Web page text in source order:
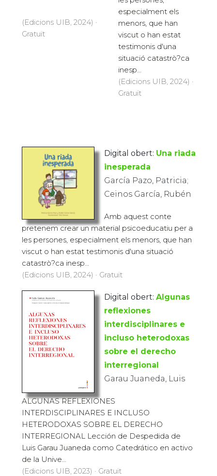
(Edicions UIB, 2024) ·
Gratuït
especialment els
menors, que han
viscut o han estat
testimonis d'una
situació catastrò?ca
inesp...
(Edicions UIB, 2024) ·
Gratuït
Digital obert: Una riada
inesperada
García Pazo, Patricia;
Ceinos García, Rubén
Amb aquest conte
pretenem crear un material psicoeducatiu per a
les persones, especialment els menors, que han
viscut o han estat testimonis d'una situació
catastrò?ca inesp...
(Edicions UIB, 2024) · Gratuït
Digital obert: Algunas
reflexiones
interdisciplinares e
incluso heterodoxas
sobre el derecho
interregional
Garau Juaneda, Luis
ALGUNAS REFLEXIONES
INTERDISCIPLINARES E INCLUSO
HETERODOXAS SOBRE EL DERECHO
INTERREGIONAL Lección de Despedida de
Luis Garau Juaneda como Catedrático en activo
de la Unive...
(Edicions UIB, 2023) · Gratuït